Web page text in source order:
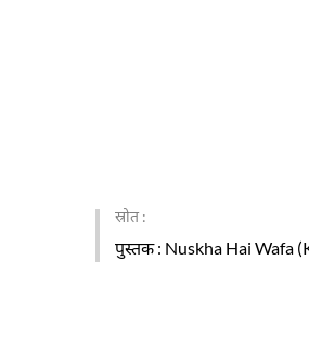
स्रोत :
पुस्तक: Nuskha Hai Wafa